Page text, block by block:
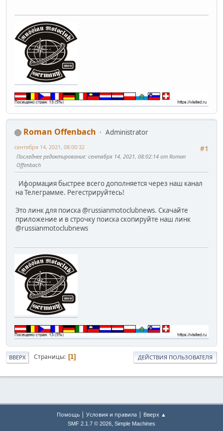
Roman Offenbach
Administrator
#1
сентября 14, 2021, 08:00:32
Последнее редактирование: сентября 14, 2021, 08:02:14 от Roman
Offenbach
Иформация быстрее всего дополняется через наш канал
на Телеграмме. Регестрируйтесь!
Это линк для поиска @russianmotoclubnews. Скачайте
приложение и в строчку поиска скопируйте наш линк
@russianmotoclubnews
ВВЕРХ Страницы 1 ДЕЙСТВИЯ ПОЛЬЗОВАТЕЛЯ
Помощь | Условия и правила | Вверх ▲
SMF 2.1.7 © 2026, Simple Machines